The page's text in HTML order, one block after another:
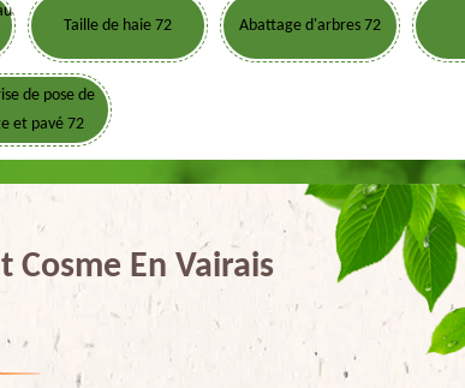
Taille de haie 72 Abattage d'arbres 72
de pose de
et pavé 72
En Vairais